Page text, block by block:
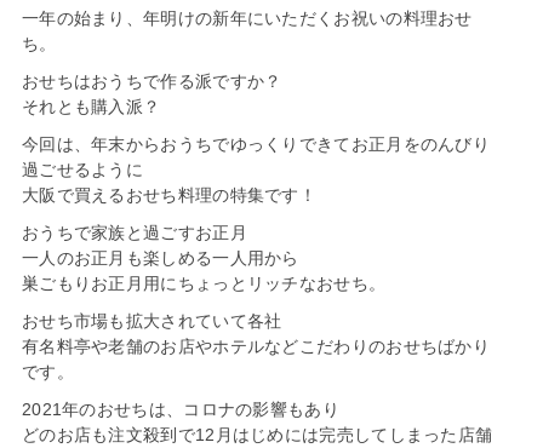
一年の始まり、年明けの新年にいただくお祝いの料理おせ
ち。
おせちはおうちで作る派ですか？
それとも購入派？
今回は、年末からおうちでゆっくりできてお正月をのんびり
過ごせるように
大阪で買えるおせち料理の特集です！
おうちで家族と過ごすお正月
一人のお正月も楽しめる一人用から
巣ごもりお正月用にちょっとリッチなおせち。
おせち市場も拡大されていて各社
有名料亭や老舗のお店やホテルなどこだわりのおせちばかり
です。
2021年のおせちは、コロナの影響もあり
どのお店も注文殺到で12月はじめには完売してしまった店舗